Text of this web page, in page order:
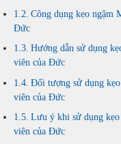
Công dụng kẹo ngậm
Đức
Hướng dẫn sử dụng
viên của Đức
Đối tượng sử dụng
viên của Đức
Lưu ý khi sử dụng
viên của Đức